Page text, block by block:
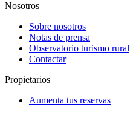
Nosotros
Sobre nosotros
Notas de prensa
Observatorio turismo rural
Contactar
Propietarios
Aumenta tus reservas